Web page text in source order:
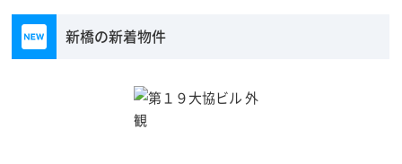
新橋の新着物件